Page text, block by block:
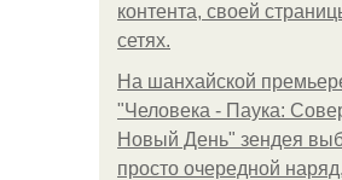
контента, своей
сетях.
На шанхайской
"Человека - Паука:
Новый День" зендея
просто очередной